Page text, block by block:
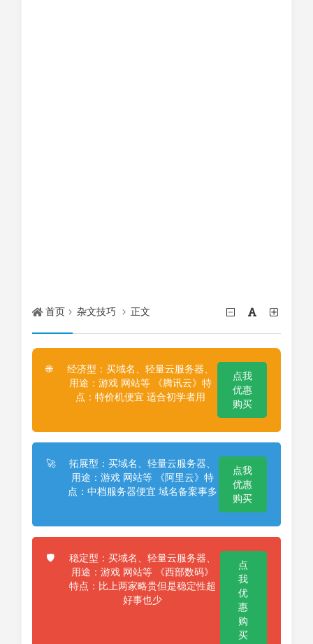
首页 杂文技巧 正文
🌐
经济型：买域名、轻量云服务器、
用途：游戏 网站等 《腾讯云》特
点：特价机便宜 适合初学者用
点我
优惠
购买
🚀
拓展型：买域名、轻量云服务器、
用途：游戏 网站等 《阿里云》特
点：中档服务器便宜 域名备案事多
点我
优惠
购买
🛡️
稳定型：买域名、轻量云服务器、
用途：游戏 网站等 《西部数码》
特点：比上两家略贵但是稳定性超
好事也少
点
我
优
惠
购
买